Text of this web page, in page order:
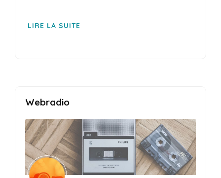
LIRE LA SUITE
Webradio